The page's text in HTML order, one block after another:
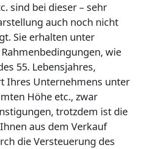
sind bei dieser – sehr
auch noch nicht
Sie erhalten unter
wie
55. Lebensjahres,
Ihres Unternehmens unter
Höhe etc., zwar
trotzdem ist die
aus dem Verkauf
die Versteuerung des